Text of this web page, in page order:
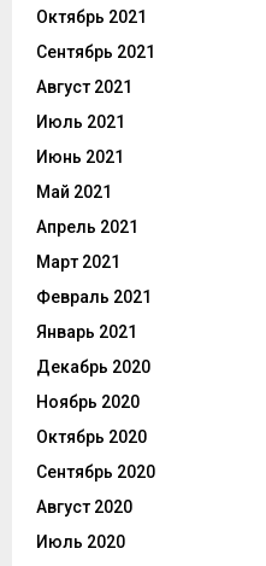
Октябрь 2021
Сентябрь 2021
Август 2021
Июль 2021
Июнь 2021
Май 2021
Апрель 2021
Март 2021
Февраль 2021
Январь 2021
Декабрь 2020
Ноябрь 2020
Октябрь 2020
Сентябрь 2020
Август 2020
Июль 2020